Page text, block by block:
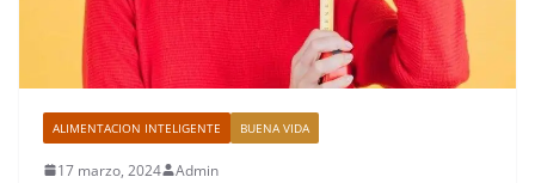
ALIMENTACION INTELIGENTE BUENA VIDA
17 marzo, 2024 Admin